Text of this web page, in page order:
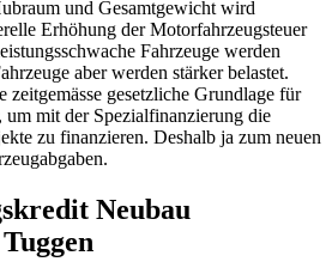
und Gesamtgewicht wird
Erhöhung der Motorfahrzeugsteuer
Fahrzeuge werden
aber werden stärker belastet.
zeitgemässe gesetzliche Grundlage für
um mit der Spezialfinanzierung die
zu finanzieren. Deshalb ja zum neuen
Neubau